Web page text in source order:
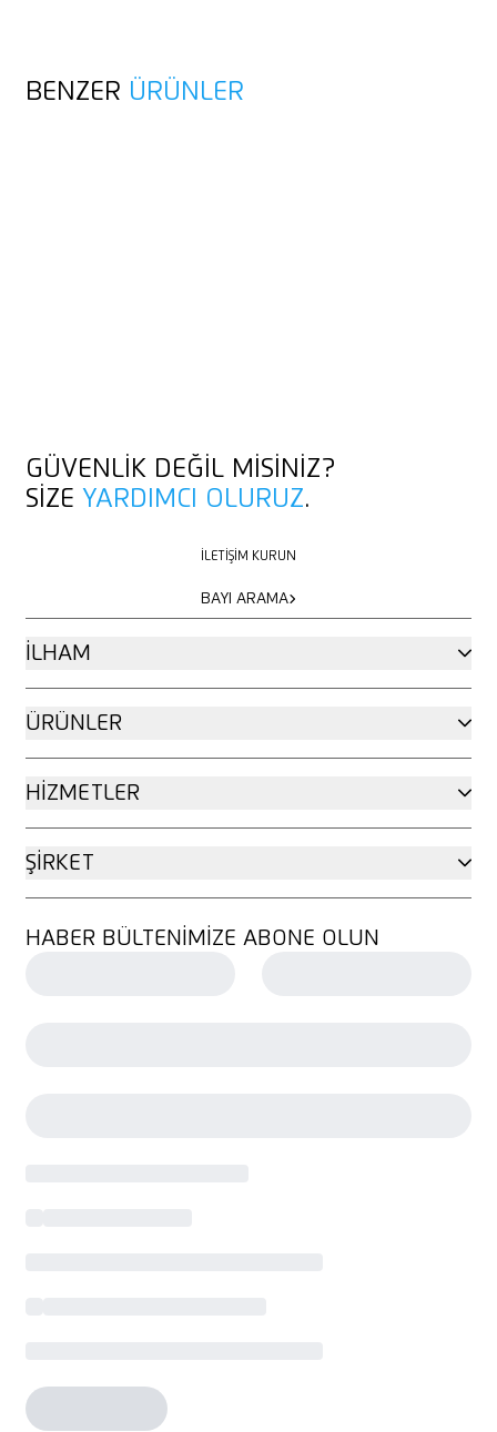
BENZER ÜRÜNLER
GÜVENLIK DEĞIL MISINIZ?
SIZE YARDIMCI OLURUZ.
İLETIŞIM KURUN
BAYI ARAMA
İLHAM
ÜRÜNLER
HIZMETLER
ŞIRKET
HABER BÜLTENIMIZE ABONE OLUN